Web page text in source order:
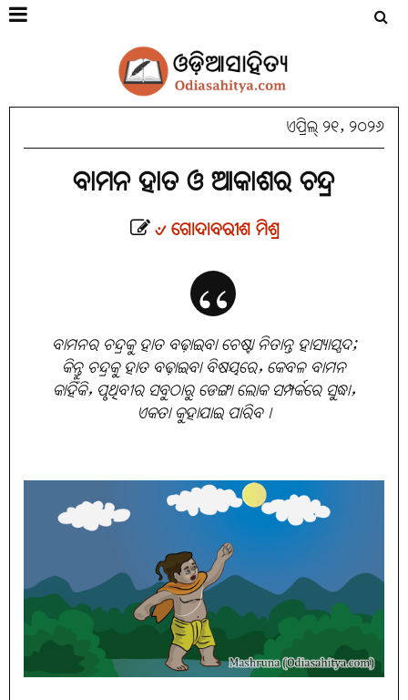
ଏପ୍ରିଲ୍ ୨୧, ୨୦୨୬
ବାମନ ହାତ ଓ ଆକାଶର ଚନ୍ଦ୍ର
୰ ଗୋଦାବରୀଶ ମିଶ୍ର
ବାମନର ଚନ୍ଦ୍ରକୁ ହାତ ବଢ଼ାଇବା ଚେଷ୍ଟା ନିତାନ୍ତ ହାସ୍ୟାସ୍ପଦ;
କିନ୍ତୁ ଚନ୍ଦ୍ରକୁ ହାତ ବଢ଼ାଇବା ବିଷୟରେ, କେବଳ ବାମନ
କାହିଁକି, ପୃଥିବୀର ସବୁଠାରୁ ଡେଙ୍ଗା ଲୋକ ସମ୍ପର୍କରେ ସୁଦ୍ଧା,
ଏକତା କୁହାଯାଇ ପାରିବ।